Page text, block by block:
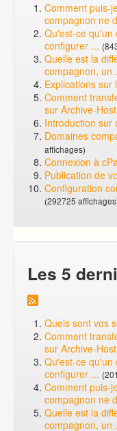
Comment puis-
compagnon ne
Qu'est-ce qu'un
configurer ...
Quelle est la
compagnon, un
Explications sur
Comment
sur Archive-
Introduction sur
Domaines
affichages)
Connexion à
Publication de
Configuration
(292725
Les 5
Quels sont vos
Comment
sur Archive-
Qu'est-ce qu'un
configurer ...
Comment puis-
compagnon ne
Quelle est la
compagnon, un